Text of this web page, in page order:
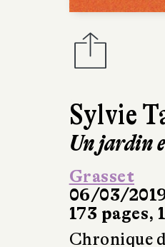
Sylvie
Un jardin
Grasset
06/03/
173 pages,
Chronique